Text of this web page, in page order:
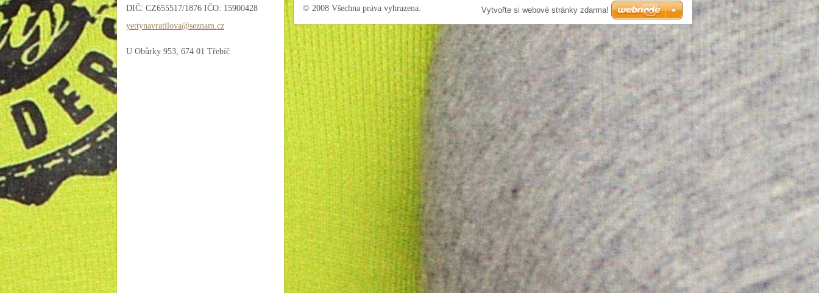
DIČ: CZ655517/1876 IČO: 15900428
yettynavratilova@seznam. cz
U Obůrky 953, 674 01 Třebíč
© 2008 Všechna práva vyhrazena. Vytvořte si webové stránky zdarma!